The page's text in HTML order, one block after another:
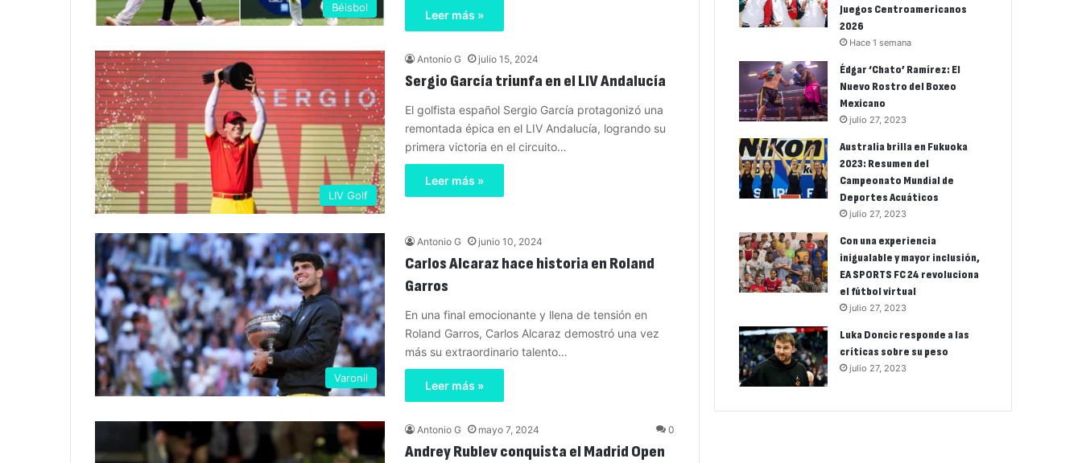
Béisbol
Leer más »
LIV Golf
Antonio G julio 15, 2024
Sergio García triunfa en el LIV Andalucía
El golfista español Sergio García protagonizó una
remontada épica en el LIV Andalucía, logrando su
primera victoria en el circuito…
Leer más »
Varonil
Antonio G junio 10, 2024
Carlos Alcaraz hace historia en Roland
Garros
En una final emocionante y llena de tensión en
Roland Garros, Carlos Alcaraz demostró una vez
más su extraordinario talento…
Leer más »
Antonio G mayo 7, 2024 0
Andrey Rublev conquista el Madrid Open
Juegos Centroamericanos
2026
Hace 1 semana
Édgar ‘Chato’ Ramírez: El
Nuevo Rostro del Boxeo
Mexicano
julio 27, 2023
Australia brilla en Fukuoka
2023: Resumen del
Campeonato Mundial de
Deportes Acuáticos
julio 27, 2023
Con una experiencia
inigualable y mayor inclusión,
EA SPORTS FC 24 revoluciona
el fútbol virtual
julio 27, 2023
Luka Doncic responde a las
críticas sobre su peso
julio 27, 2023